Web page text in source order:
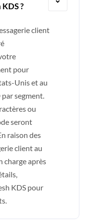
?
client
pour
Unis et au
segment.
ou
seront
raison des
client au
charge après
KDS pour